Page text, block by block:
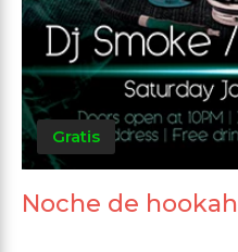
Gratis
Noche de hookah